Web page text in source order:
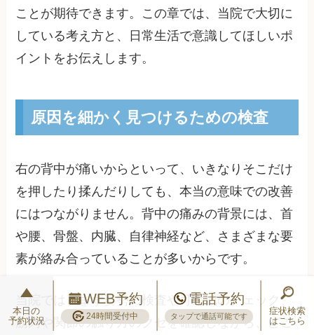
ことが期待できます。この章では、当院で大切に
している考え方と、日常生活で意識してほしいポ
イントをお伝えします。
原因を細かく見つけるための検査
右の背中が痛いからといって、いきなりそこだけ
を押したり揉んだりしても、本当の意味での改善
にはつながりません。背中の痛みの背景には、首
や腰、骨盤、内臓、自律神経など、さまざまな要
素が絡み合っていることが多いからです。
当院では、まず姿勢の検査や可動域のチェック、
筋肉や関節の触り方のクセを確認しながら、どこ
本日の
予約状況
WEB予約
24時間受付中
電話予約
タップで通話可能です
症状検索
はこちら